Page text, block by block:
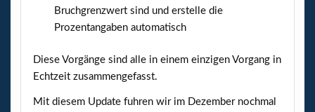
Bruchgrenzwert sind und erstelle die
Prozentangaben automatisch
Diese Vorgänge sind alle in einem einzigen Vorgang in
Echtzeit zusammengefasst.
Mit diesem Update fuhren wir im Dezember nochmal